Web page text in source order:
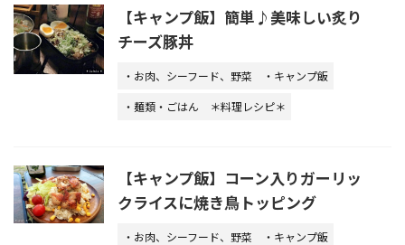
【キャンプ飯】簡単♪美味しい炙り
チーズ豚丼
・お肉、シーフード、野菜
・キャンプ飯
・麺類・ごはん
＊料理レシピ＊
【キャンプ飯】コーン入りガーリッ
クライスに焼き鳥トッピング
・お肉、シーフード、野菜
・キャンプ飯